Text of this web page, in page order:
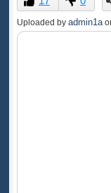
of
0
seconds
Uploaded by admin1a